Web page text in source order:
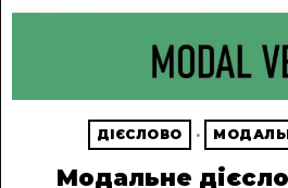
ДІЄСЛОВО ·
Модальне